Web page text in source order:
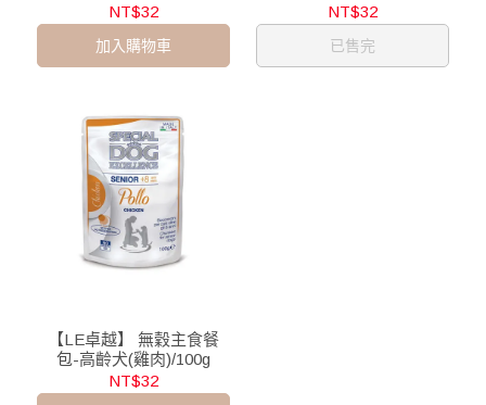
NT$32
加入購物車
NT$32
已售完
【LE卓越】 無穀主食餐
包-高齡犬(雞肉)/100g
NT$32